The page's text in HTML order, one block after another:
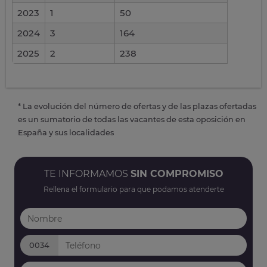
2023 1
50
2024
3
164
2025
2 238
* La evolución del número de ofertas y de las plazas ofertadas
es un sumatorio de todas las vacantes de esta oposición en
España y sus localidades
TE INFORMAMOS SIN COMPROMISO
Rellena el formulario para que podamos atenderte
0034